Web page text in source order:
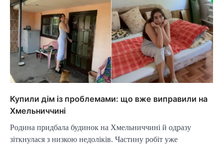
Купили дім із проблемами: що вже виправили на
Хмельниччині
Родина придбала будинок на Хмельниччині й одразу
зіткнулася з низкою недоліків. Частину робіт уже